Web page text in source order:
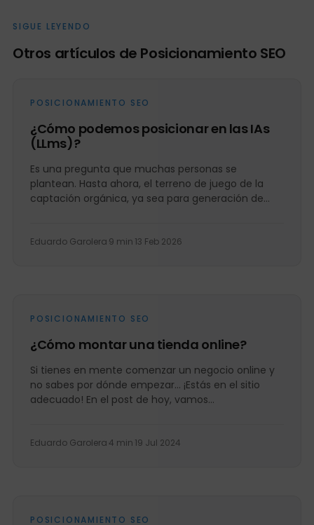
SIGUE LEYENDO
Otros artículos de Posicionamiento SEO
POSICIONAMIENTO SEO
¿Cómo podemos posicionar en las IAs
(LLms)?
Es una pregunta que muchas personas se
plantean. Hasta ahora, el terreno de juego de la
captación orgánica, ya sea para generación de
Eduardo Garolera 9 min 13 Feb 2026
POSICIONAMIENTO SEO
¿Cómo montar una tienda online?
Si tienes en mente comenzar un negocio online y
no sabes por dónde empezar… ¡Estás en el sitio
adecuado! En el post de hoy, vamos...
Eduardo Garolera4 min 19 Jul 2024
POSICIONAMIENTO SEO